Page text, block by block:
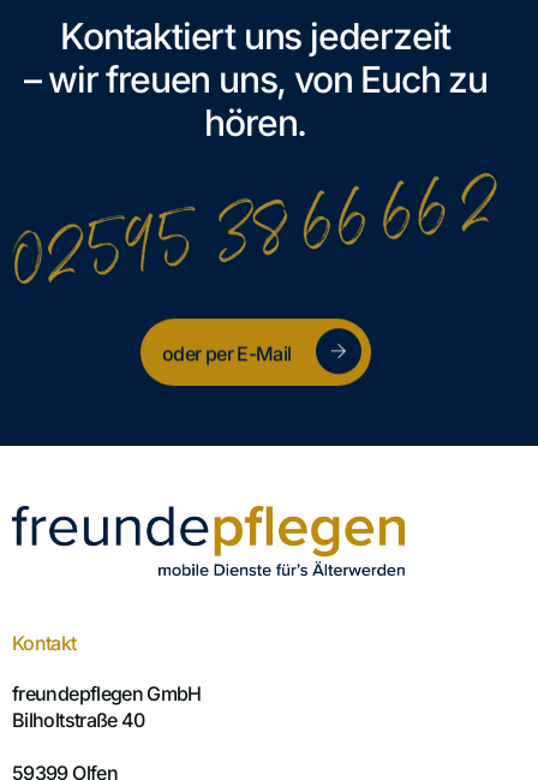
Kontaktiert uns jederzeit
– wir freuen uns, von Euch zu
hören.
oder per E-Mail
Kontakt
freundepflegen GmbH
Bilholtstraße 40
59399 Olfen